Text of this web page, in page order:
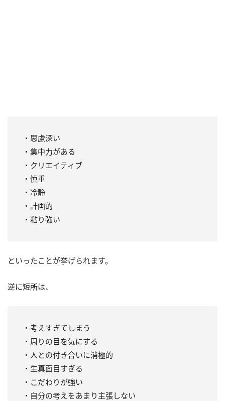
・思慮深い
・集中力がある
・クリエイティブ
・慎重
・冷静
・計画的
・粘り強い
といったことが挙げられます。
逆に短所は、
・考えすぎてしまう
・周りの目を気にする
・人との付き合いに消極的
・生真面目すぎる
・こだわりが強い
・自分の考えをあまり主張しない